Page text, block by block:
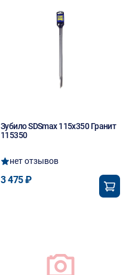
Зубило SDSmax 115х350 Гранит
115350
нет отзывов
3 475 ₽